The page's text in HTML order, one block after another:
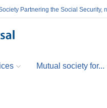
Partnering the Social Security,
Mutual society for...